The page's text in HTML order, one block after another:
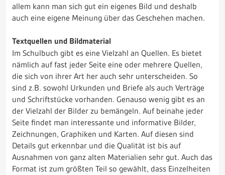
allem kann man sich gut ein eigenes Bild und deshalb
auch eine eigene Meinung über das Geschehen machen.
Textquellen und Bildmaterial
Im Schulbuch gibt es eine Vielzahl an Quellen. Es bietet
nämlich auf fast jeder Seite eine oder mehrere Quellen,
die sich von ihrer Art her auch sehr unterscheiden. So
sind z.B. sowohl Urkunden und Briefe als auch Verträge
und Schriftstücke vorhanden. Genauso wenig gibt es an
der Vielzahl der Bilder zu bemängeln. Auf beinahe jeder
Seite findet man interessante und informative Bilder,
Zeichnungen, Graphiken und Karten. Auf diesen sind
Details gut erkennbar und die Qualität ist bis auf
Ausnahmen von ganz alten Materialien sehr gut. Auch das
Format ist zum größten Teil so gewählt, dass Einzelheiten